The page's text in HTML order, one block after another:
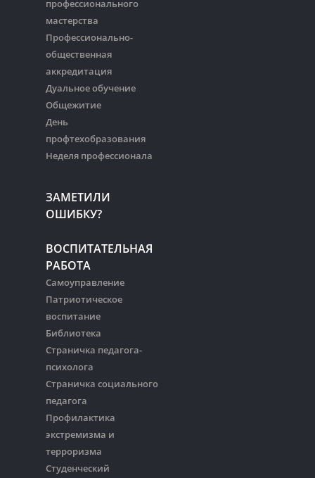
профессионального
мастерства
Профессионально-
общественная
аккредитация
Дуальное обучение
Общежитие
День
профтехобразования
Неделя профессионала
ЗАМЕТИЛИ
ОШИБКУ?
ВОСПИТАТЕЛЬНАЯ
РАБОТА
Самоуправление
Патриотическое
воспитание
Библиотека
Страничка педагога-
психолога
Страничка социального
педагога
Профилактика
экстремизма и
терроризма
Студенческий